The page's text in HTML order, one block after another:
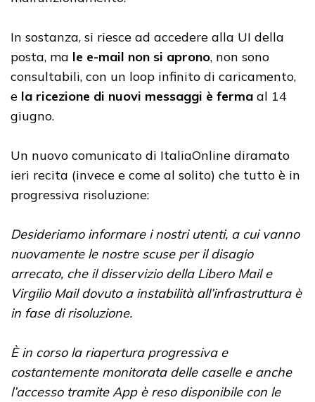
In sostanza, si riesce ad accedere alla UI della
posta, ma le e-mail non si aprono, non sono
consultabili, con un loop infinito di caricamento,
e la ricezione di nuovi messaggi è ferma al 14
giugno.
Un nuovo comunicato di ItaliaOnline diramato
ieri recita (invece e come al solito) che tutto è in
progressiva risoluzione:
Desideriamo informare i nostri utenti, a cui vanno
nuovamente le nostre scuse per il disagio
arrecato, che il disservizio della Libero Mail e
Virgilio Mail dovuto a instabilità all’infrastruttura è
in fase di risoluzione.
È in corso la riapertura progressiva e
costantemente monitorata delle caselle e anche
l’accesso tramite App è reso disponibile con le